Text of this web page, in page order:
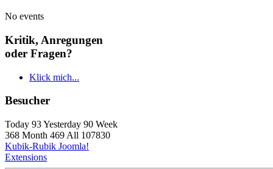
No events
Kritik, Anregungen
oder Fragen?
Klick mich...
Besucher
Today 93 Yesterday 90 Week
368 Month 469 All 107830
Kubik-Rubik Joomla!
Extensions